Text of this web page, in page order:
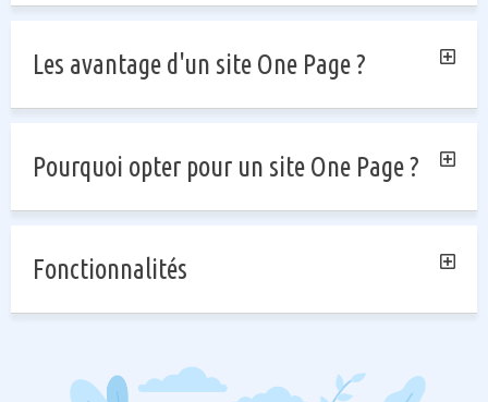
Les avantage d'un site One Page ?
Pourquoi opter pour un site One Page ?
Fonctionnalités